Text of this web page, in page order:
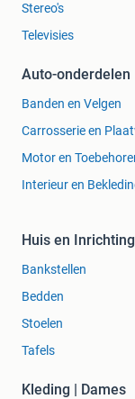
Stereo's
Televisies
Auto-onderdelen
Banden en Velgen
Carrosserie en
Motor en
Interieur en
Huis en Inrichting
Bankstellen
Bedden
Stoelen
Tafels
Kleding | Dames